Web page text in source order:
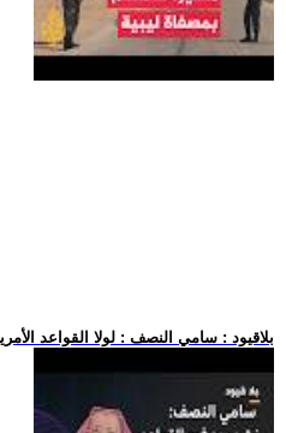
.. بلاقيود : سامي النصف : لولا القواعد